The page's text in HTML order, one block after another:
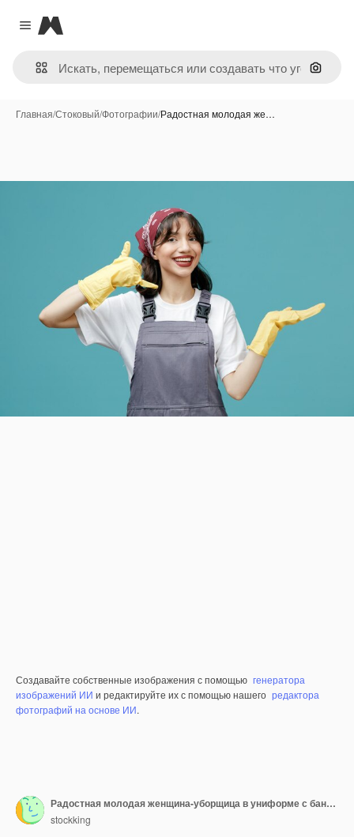
Close menu
Magnific
Поиск
Главная/Стоковый/Фотографии/Радостная молодая же…
Создавайте собственные изображения с помощью генератора
изображений ИИ и редактируйте их с помощью нашего редактора
фотографий на основе ИИ.
Радостная молодая женщина-уборщица в униформе с банданой и резиновыми перчатками смотрит в камеру, показывая пустую руку, делая жест вызова на синем фоне
stockking